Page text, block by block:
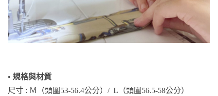
• 規格與材質
尺寸 : Ｍ（頭圍53-56.4公分）/ L（頭圍56.5-58公分）